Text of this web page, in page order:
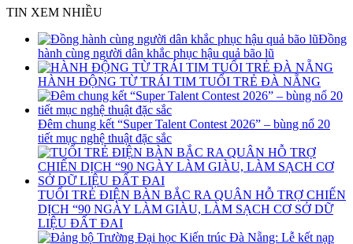
TIN XEM NHIỀU
Đồng
hành cùng người dân khắc phục hậu quả bão lũ
HÀNH ĐỘNG TỪ TRÁI TIM TUỔI TRẺ ĐÀ NẴNG
Đêm chung kết “Super Talent Contest 2026” – bùng nổ 20
tiết mục nghệ thuật đặc sắc
TUỔI TRẺ ĐIỆN BÀN BẮC RA QUÂN HỖ TRỢ CHIẾN
DỊCH “90 NGÀY LÀM GIÀU, LÀM SẠCH CƠ SỞ DỮ
LIỆU ĐẤT ĐAI